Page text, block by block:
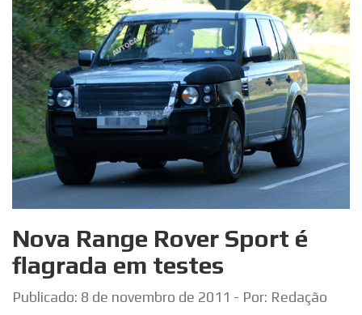
Nova Range Rover Sport é
flagrada em testes
Publicado: 8 de novembro de 2011 - Por: Redação